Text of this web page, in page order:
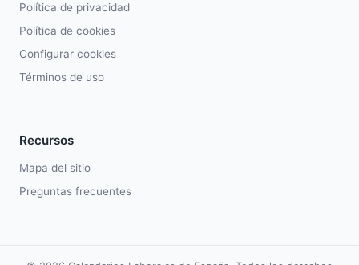
Política de privacidad
Política de cookies
Configurar cookies
Términos de uso
Recursos
Mapa del sitio
Preguntas frecuentes